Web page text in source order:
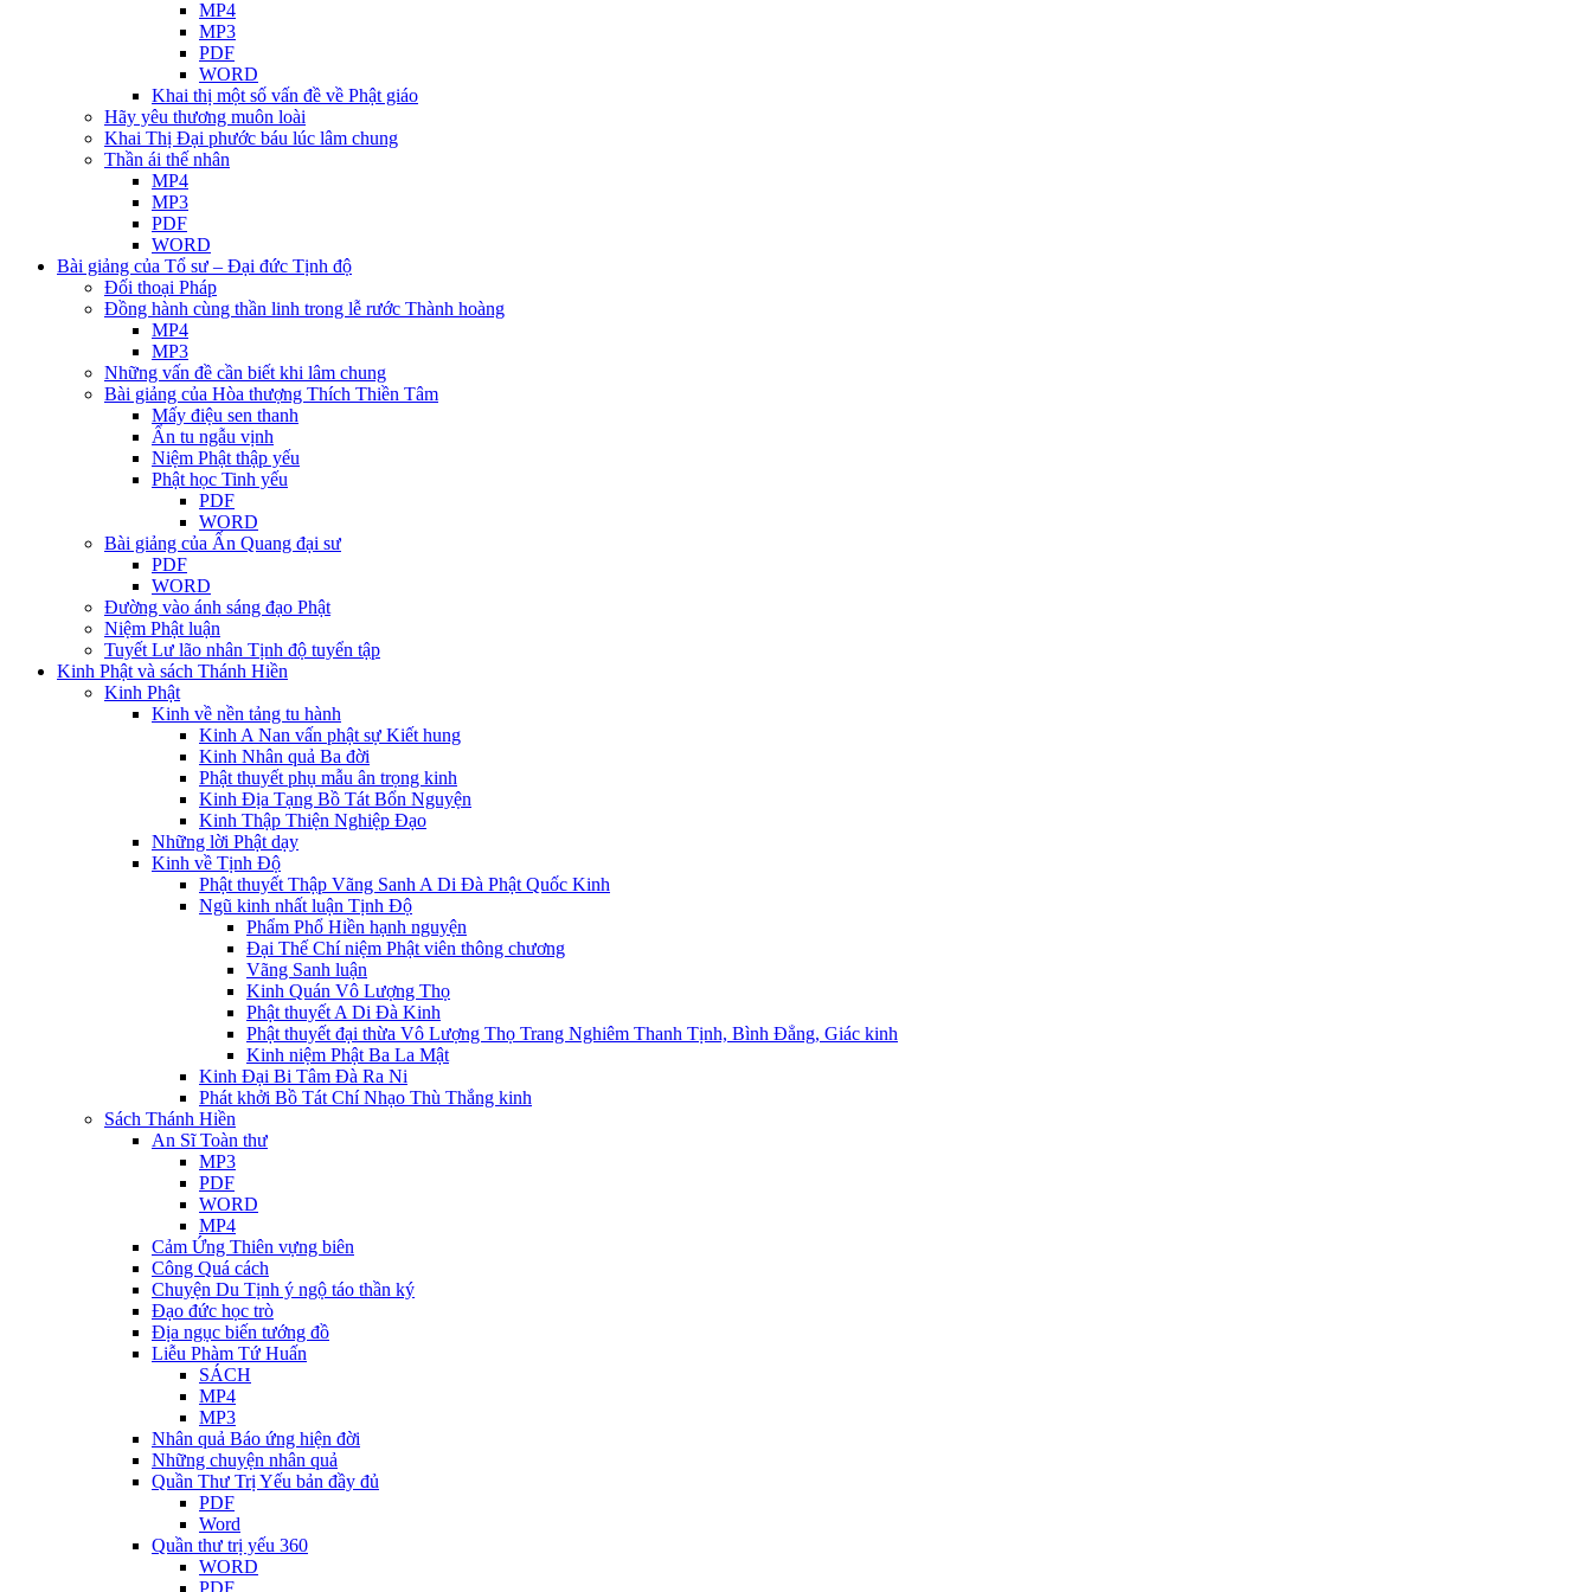
MP4
MP3
PDF
WORD
Khai thị một số vấn đề về Phật giáo
Hãy yêu thương muôn loài
Khai Thị Đại phước báu lúc lâm chung
Thần ái thế nhân
MP4
MP3
PDF
WORD
Bài giảng của Tổ sư – Đại đức Tịnh độ
Đối thoại Pháp
Đồng hành cùng thần linh trong lễ rước Thành hoàng
MP4
MP3
Những vấn đề cần biết khi lâm chung
Bài giảng của Hòa thượng Thích Thiền Tâm
Mấy điệu sen thanh
Ẩn tu ngẫu vịnh
Niệm Phật thập yếu
Phật học Tinh yếu
PDF
WORD
Bài giảng của Ấn Quang đại sư
PDF
WORD
Đường vào ánh sáng đạo Phật
Niệm Phật luận
Tuyết Lư lão nhân Tịnh độ tuyển tập
Kinh Phật và sách Thánh Hiền
Kinh Phật
Kinh về nền tảng tu hành
Kinh A Nan vấn phật sự Kiết hung
Kinh Nhân quả Ba đời
Phật thuyết phụ mẫu ân trọng kinh
Kinh Ðịa Tạng Bồ Tát Bổn Nguyện
Kinh Thập Thiện Nghiệp Đạo
Những lời Phật dạy
Kinh về Tịnh Độ
Phật thuyết Thập Vãng Sanh A Di Đà Phật Quốc Kinh
Ngũ kinh nhất luận Tịnh Độ
Phẩm Phổ Hiền hạnh nguyện
Đại Thế Chí niệm Phật viên thông chương
Vãng Sanh luận
Kinh Quán Vô Lượng Thọ
Phật thuyết A Di Đà Kinh
Phật thuyết đại thừa Vô Lượng Thọ Trang Nghiêm Thanh Tịnh, Bình Đẳng, Giác kinh
Kinh niệm Phật Ba La Mật
Kinh Đại Bi Tâm Đà Ra Ni
Phát khởi Bồ Tát Chí Nhạo Thù Thắng kinh
Sách Thánh Hiền
An Sĩ Toàn thư
MP3
PDF
WORD
MP4
Cảm Ứng Thiên vựng biên
Công Quá cách
Chuyện Du Tịnh ý ngộ táo thần ký
Đạo đức học trò
Địa ngục biến tướng đồ
Liễu Phàm Tứ Huấn
SÁCH
MP4
MP3
Nhân quả Báo ứng hiện đời
Những chuyện nhân quả
Quần Thư Trị Yếu bản đầy đủ
PDF
Word
Quần thư trị yếu 360
WORD
PDF